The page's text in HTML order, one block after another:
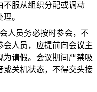
不服从组织分配或调动
。
人员务必按时参会，不
人员，应提前向会议主
为请假。会议期间严禁吸
或关机状态，不得交头接